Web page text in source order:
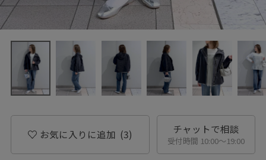
お気に入りに追加 (3) チャットで相談
受付時間 10:00〜19:00